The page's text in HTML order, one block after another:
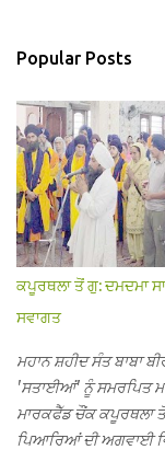
Popular Posts
ਕਪੂਰਥਲਾ ਤੋਂ ਗੁ: ਦਮਦਮਾ
ਸਵਾਗਤ
ਮਹਾਨ ਸ਼ਹੀਦ ਸੰਤ ਬਾਬਾ
'ਸਤਾਈਆਂ' ਨੂੰ ਸਮਰਪਿਤ
ਮਾਰਕਫੈੱਡ ਚੌਂਕ ਕਪੂਰਥਲਾ
ਪਿਆਰਿਆਂ ਦੀ ਅਗਵਾਈ